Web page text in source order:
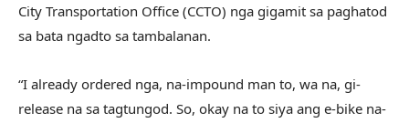
City Transportation Office (CCTO) nga gigamit sa paghatod
sa bata ngadto sa tambalanan.
“I already ordered nga, na-impound man to, wa na, gi-
release na sa tagtungod. So, okay na to siya ang e-bike na-